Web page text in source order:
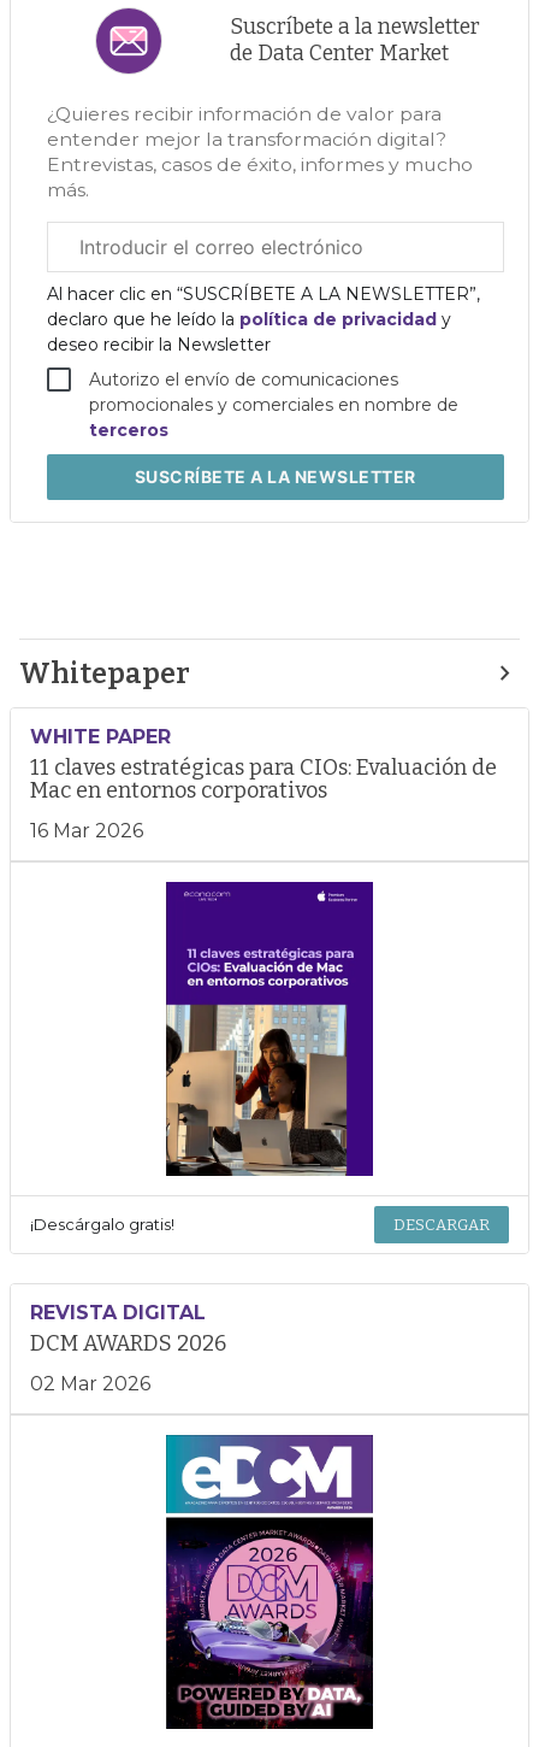
Suscríbete a la newsletter
de Data Center Market
¿Quieres recibir información de valor para
entender mejor la transformación digital?
Entrevistas, casos de éxito, informes y mucho
más.
electrónico
corporativo
Al hacer clic en “SUSCRÍBETE A LA NEWSLETTER”,
declaro que he leído la política de privacidad y
deseo recibir la Newsletter
Autorizo el envío de comunicaciones
promocionales y comerciales en nombre de
terceros
SUSCRÍBETEA LA NEWSLETTER
Whitepaper
WHITE PAPER
11 claves estratégicas para CIOs: Evaluación de
Mac en entornos corporativos
16 Mar 2026
¡Descárgalo gratis! DESCARGAR
REVISTA DIGITAL
DCM AWARDS 2026
02 Mar 2026